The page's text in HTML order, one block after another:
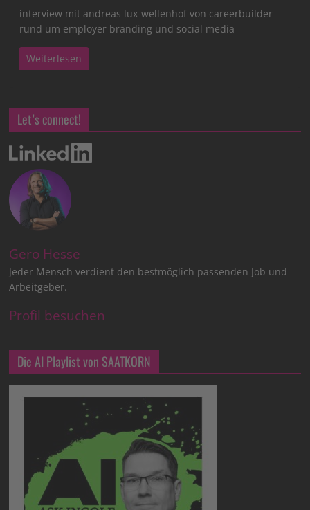
interview mit andreas lux-wellenhof von careerbuilder
rund um employer branding und social media
Weiterlesen
Let’s connect!
Gero Hesse
Jeder Mensch verdient den bestmöglich passenden Job und
Arbeitgeber.
Profil besuchen
Die AI Playlist von SAATKORN